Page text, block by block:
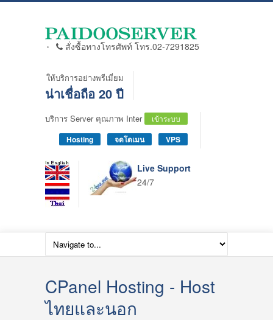
สั่งซื้อทางโทรศัพท์ โทร.02-7291825
ให้บริการอย่างพรีเมี่ยม
น่าเชื่อถือ 20 ปี
บริการ Server คุณภาพ Inter เข้าระบบ
Hosting จดโดเมน VPS
Live Support
24/7
CPanel Hosting - Host
ไทยและนอก